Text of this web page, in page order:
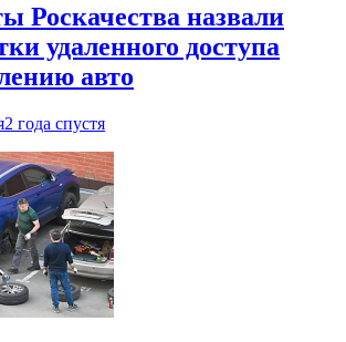
Роскачества назвали
удаленного доступа
авто
2 года спустя